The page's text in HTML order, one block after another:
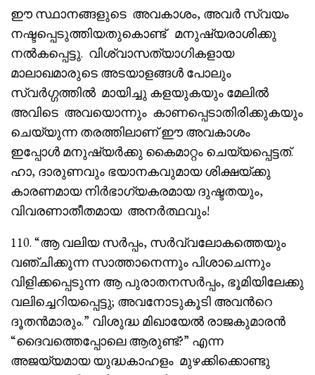
ഈ സ്ഥാനങ്ങളുടെ അവകാശം, അവർ സ്വയം
നഷ്ടപ്പെടുത്തിയതുകൊണ്ട് മനുഷ്യരാശിക്കു
നൽകപ്പെട്ടു. വിശ്വാസത്യാഗികളായ
മാലാഖമാരുടെ അടയാളങ്ങൾ പോലും
സ്വർഗ്ഗത്തിൽ മായിച്ചു കളയുകയും മേലിൽ
അവിടെ അവയൊന്നും കാണപ്പെടാതിരിക്കുകയും
ചെയ്യുന്ന തരത്തിലാണ് ഈ അവകാശം
ഇപ്പോൾ മനുഷ്യർക്കു കൈമാറ്റം ചെയ്യപ്പെട്ടത്.
ഹാ, ദാരുണവും ഭയാനകവുമായ ശിക്ഷയ്ക്കു
കാരണമായ നിർഭാഗ്യകരമായ ദുഷ്ടതയും,
വിവരണാതീതമായ അനർത്ഥവും!
110. “ആ വലിയ സർപ്പം, സർവ്വലോകത്തെയും
വഞ്ചിക്കുന്ന സാത്താനെന്നും പിശാചെന്നും
വിളിക്കപ്പെടുന്ന ആ പുരാതനസർപ്പം, ഭൂമിയിലേക്കു
വലിച്ചെറിയപ്പെട്ടു; അവനോടുകൂടി അവൻറെ
ദൂതൻമാരും.” വിശുദ്ധ മിഖായേൽ രാജകുമാരൻ
“ദൈവത്തെപ്പോലെ ആരുണ്ട്?” എന്ന
അജയ്യമായ യുദ്ധകാഹളം മുഴക്കിക്കൊണ്ടു